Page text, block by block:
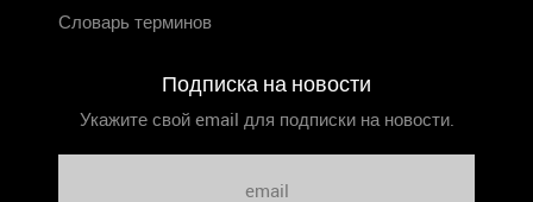
Словарь терминов
Подписка на новости
Укажите свой email для подписки на новости.